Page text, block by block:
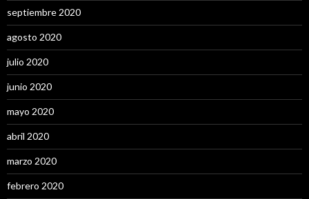
septiembre 2020
agosto 2020
julio 2020
junio 2020
mayo 2020
abril 2020
marzo 2020
febrero 2020